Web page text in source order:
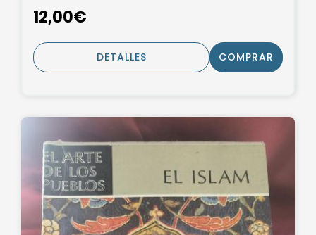
12,00€
DETALLES COMPRAR